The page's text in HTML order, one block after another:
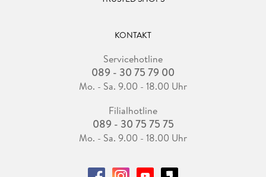
KONTAKT
Servicehotline
089 - 30 75 79 00
Mo. - Sa. 9.00 - 18.00 Uhr
Filialhotline
089 - 30 75 75 75
Mo. - Sa. 9.00 - 18.00 Uhr